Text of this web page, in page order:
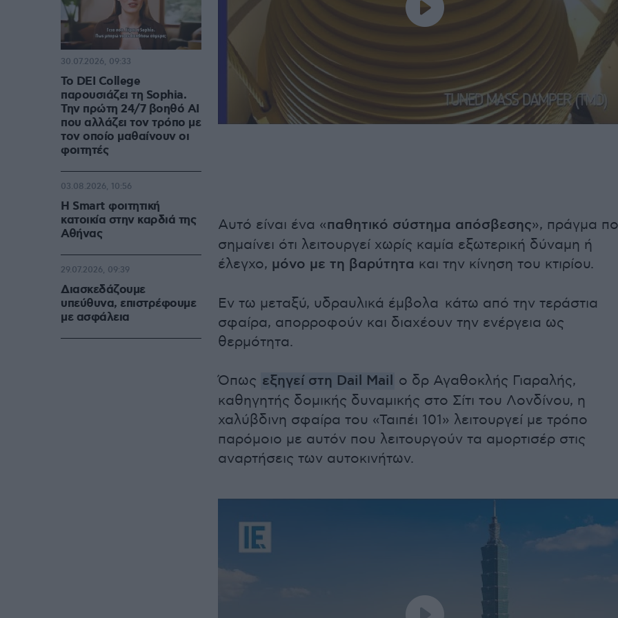
Αυτό είναι ένα «παθητικό σύστημα απόσβεσης», πράγμα
σημαίνει ότι λειτουργεί χωρίς καμία εξωτερική δύναμη ή
έλεγχο, μόνο με τη βαρύτητα και την κίνηση του κτιρίου.
Εν τω μεταξύ, υδραυλικά έμβολα κάτω από την τεράστια
σφαίρα, απορροφούν και διαχέουν την ενέργεια ως
θερμότητα.
Όπως εξηγεί στη Dail Mail ο δρ Αγαθοκλής Γιαραλής,
καθηγητής δομικής δυναμικής στο Σίτι του Λονδίνου, η
χαλύβδινη σφαίρα του «Ταιπέι 101» λειτουργεί με τρόπο
παρόμοιο με αυτόν που λειτουργούν τα αμορτισέρ στις
αναρτήσεις των αυτοκινήτων.
Το DEI College
παρουσιάζει τη Sophia.
Την πρώτη 24/7 βοηθό AI
που αλλάζει τον τρόπο με
τον οποίο μαθαίνουν οι
φοιτητές
30.07.2026, 09:33
Η Smart φοιτητική
κατοικία στην καρδιά της
Αθήνας
03.08.2026, 10:56
Διασκεδάζουμε
υπεύθυνα, επιστρέφουμε
με ασφάλεια
29.07.2026, 09:39